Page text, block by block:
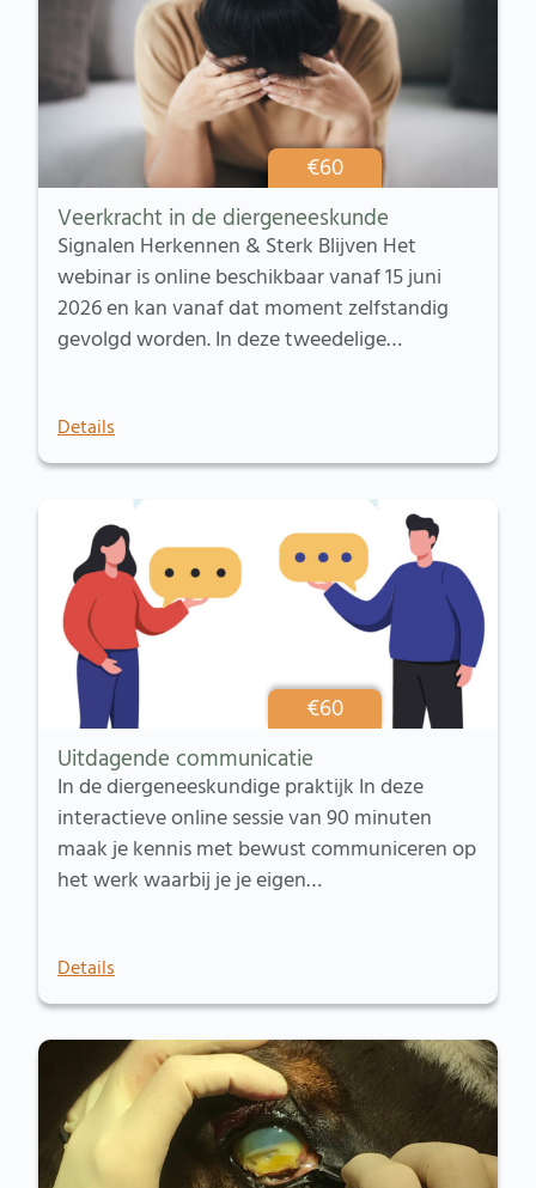
€60
Veerkracht in de diergeneeskunde
Signalen Herkennen & Sterk Blijven Het
webinar is online beschikbaar vanaf 15 juni
2026 en kan vanaf dat moment zelfstandig
gevolgd worden. In deze tweedelige…
Details
€60
Uitdagende communicatie
In de diergeneeskundige praktijk In deze
interactieve online sessie van 90 minuten
maak je kennis met bewust communiceren op
het werk waarbij je je eigen…
Details